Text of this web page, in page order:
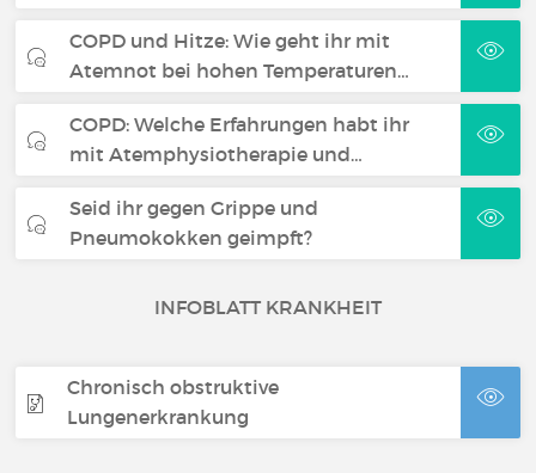
COPD und Hitze: Wie geht ihr mit
Atemnot bei hohen Temperaturen…
COPD: Welche Erfahrungen habt ihr
mit Atemphysiotherapie und…
Seid ihr gegen Grippe und
Pneumokokken geimpft?
INFOBLATT KRANKHEIT
Chronisch obstruktive
Lungenerkrankung